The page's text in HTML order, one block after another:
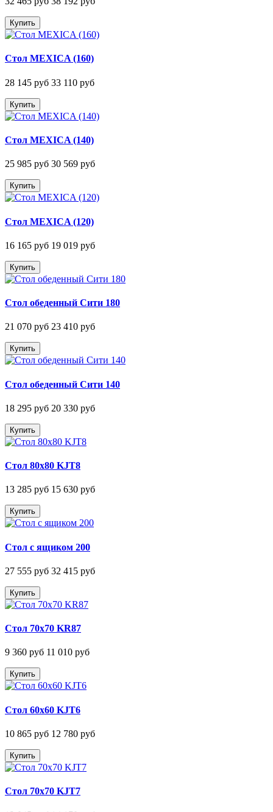
Купить
Стол MEXICA (160)
28 145 руб 33 110 руб
Купить
Стол MEXICA (140)
25 985 руб 30 569 руб
Купить
Стол MEXICA (120)
16 165 руб 19 019 руб
Купить
Стол обеденный Сити 180
21 070 руб 23 410 руб
Купить
Стол обеденный Сити 140
18 295 руб 20 330 руб
Купить
Стол 80х80 KJT8
13 285 руб 15 630 руб
Купить
Стол с ящиком 200
27 555 руб 32 415 руб
Купить
Стол 70х70 KR87
9 360 руб 11 010 руб
Купить
Стол 60х60 KJT6
10 865 руб 12 780 руб
Купить
Стол 70х70 KJT7